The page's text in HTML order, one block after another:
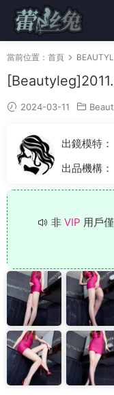
當前位置： 首頁
2024-03-11
出鏡模特：
出品機構：
非 VIP 用戶